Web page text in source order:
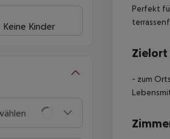
Keine Kinder
Perfekt
Zielort
- zum